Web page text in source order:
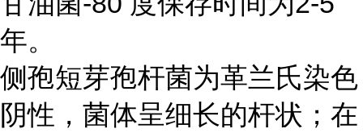
年。
侧孢短芽孢杆菌为革兰氏染色
阴性，菌体呈细长的杆状；在